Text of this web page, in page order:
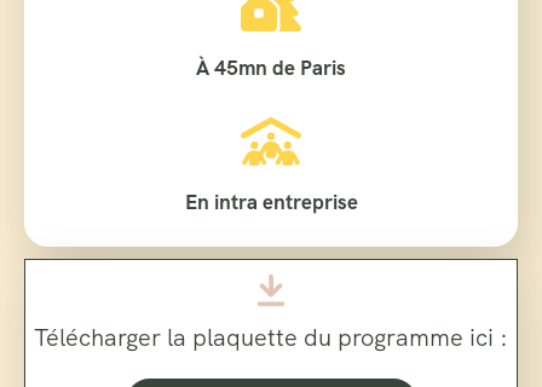
À 45mn de Paris
En intra entreprise
Télécharger la plaquette du programme ici :